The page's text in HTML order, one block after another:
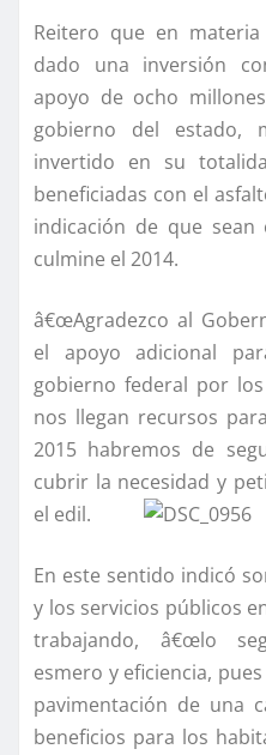
Reitero que en
dado una inversión
apoyo de ocho
gobierno del estado,
invertido en su
beneficiadas con el
indicación de que sean
culmine el 2014.
â€œAgradezco al
el apoyo adicional
gobierno federal por
nos llegan recursos
2015 habremos de
cubrir la necesidad y
el edil.
En este sentido indicó
y los servicios públicos
trabajando, â€œlo
esmero y eficiencia,
pavimentación de una
beneficios para los